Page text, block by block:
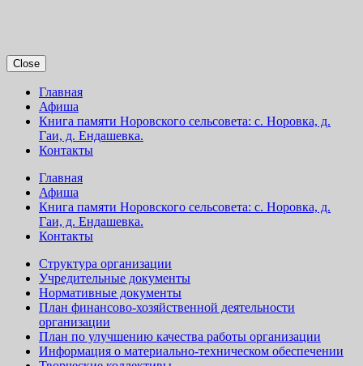
Close
Главная
Афиша
Книга памяти Норовского сельсовета: с. Норовка, д.
Гаи, д. Ендашевка.
Контакты
Главная
Афиша
Книга памяти Норовского сельсовета: с. Норовка, д.
Гаи, д. Ендашевка.
Контакты
Структура организации
Учредительные документы
Нормативные документы
План финансово-хозяйственной деятельности
организации
План по улучшению качества работы организации
Информация о материально-техническом обеспечении